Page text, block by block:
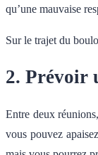
qu’une mauvaise
Sur le trajet du
2. Prévoir
Entre deux
vous pouvez